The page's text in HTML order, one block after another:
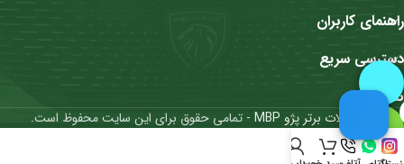
راهنمای کاربران
دسترسی سریع
نمادها
محصولات برتر پژو MBP - تمامی حقوق برای این سایت محفوظ است.